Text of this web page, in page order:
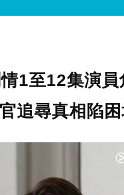
1至12集演
官追尋真相陷